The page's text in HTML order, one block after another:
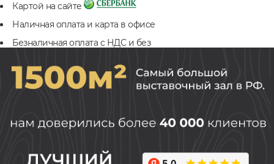
Картой на сайте
Наличная оплата и карта в офисе
Безналичная оплата с НДС и без